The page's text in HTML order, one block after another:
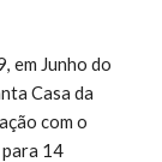
em Junho do
Casa da
com o
para 14